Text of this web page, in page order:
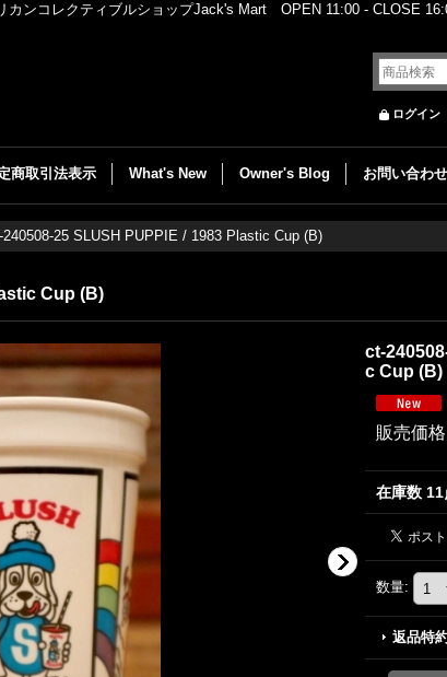
カンコレクティブルショップJack's Mart OPEN 11:00 - CLOSE
ログイン
商取引法表示 What's New Owner's Blog お問い合わせ
240508-25 SLUSH PUPPIE / 1983 Plastic Cup (B)
Cup (B)
ct-
c Cup (B)
販売価格
在庫数 11
数量:
返品特